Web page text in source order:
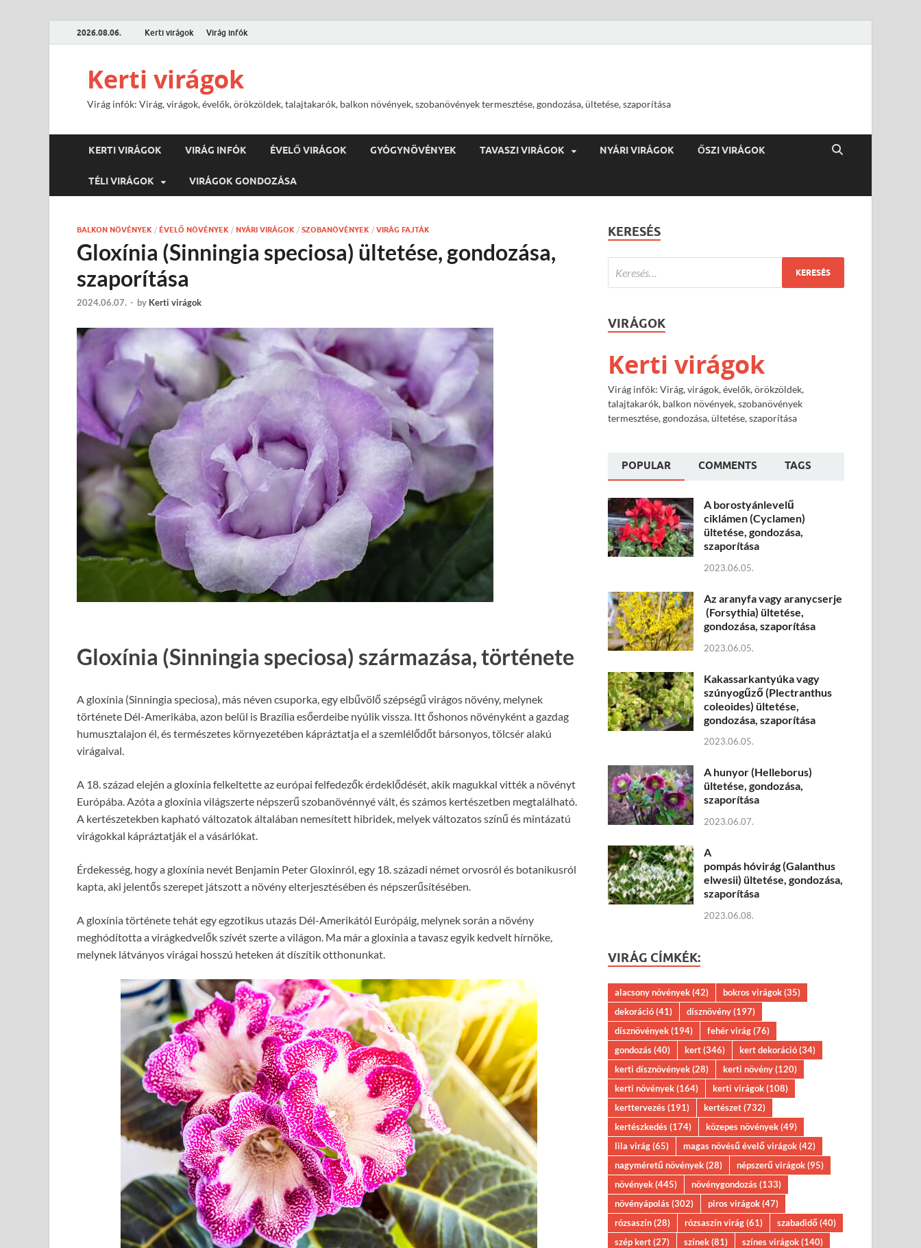
2026.08.06. Kerti virágok Virág infók
Kerti virágok
Virág infók: Virág, virágok, évelők, örökzöldek, talajtakarók, balkon növények, szobanövények termesztése, gondozása, ültetése, szaporítása
KERTI VIRÁGOK VIRÁG INFÓK ÉVELŐ VIRÁGOK GYÓGYNÖVÉNYEK TAVASZI VIRÁGOK NYÁRI VIRÁGOK ŐSZI VIRÁGOK
TÉLI VIRÁGOK VIRÁGOK GONDOZÁSA
BALKON NÖVÉNYEK / ÉVELŐ NÖVÉNYEK / NYÁRI VIRÁGOK / SZOBANÖVÉNYEK / VIRÁG FAJTÁK
Gloxínia (Sinningia speciosa) ültetése, gondozása,
szaporítása
2024.06.07. - by Kerti virágok
Gloxínia (Sinningia speciosa) származása, története
A gloxínia (Sinningia speciosa), más néven csuporka, egy elbűvölő szépségű virágos növény, melynek
története Dél-Amerikába, azon belül is Brazília esőerdeibe nyúlik vissza. Itt őshonos növényként a gazdag
humusztalajon él, és természetes környezetében kápráztatja el a szemlélődőt bársonyos, tölcsér alakú
virágaival.
A 18. század elején a gloxínia felkeltette az európai felfedezők érdeklődését, akik magukkal vitték a növényt
Európába. Azóta a gloxínia világszerte népszerű szobanövénnyé vált, és számos kertészetben megtalálható.
A kertészetekben kapható változatok általában nemesített hibridek, melyek változatos színű és mintázatú
virágokkal kápráztatják el a vásárlókat.
Érdekesség, hogy a gloxínia nevét Benjamin Peter Gloxinról, egy 18. századi német orvosról és botanikusról
kapta, aki jelentős szerepet játszott a növény elterjesztésében és népszerűsítésében.
A gloxínia története tehát egy egzotikus utazás Dél-Amerikától Európáig, melynek során a növény
meghódította a virágkedvelők szívét szerte a világon. Ma már a gloxínia a tavasz egyik kedvelt hírnöke,
melynek látványos virágai hosszú heteken át díszítik otthonunkat.
KERESÉS
VIRÁGOK
Kerti virágok
Virág infók: Virág, virágok, évelők, örökzöldek,
talajtakarók, balkon növények, szobanövények
termesztése, gondozása, ültetése, szaporítása
POPULAR COMMENTS TAGS
A borostyánlevelű
ciklámen (Cyclamen)
ültetése, gondozása,
szaporítása
2023.06.05.
Az aranyfa vagy aranycserje
(Forsythia) ültetése,
gondozása, szaporítása
2023.06.05.
Kakassarkantyúka vagy
szúnyogűző (Plectranthus
coleoides) ültetése,
gondozása, szaporítása
2023.06.05.
A hunyor (Helleborus)
ültetése, gondozása,
szaporítása
2023.06.07.
A
pompás hóvirág (Galanthus
elwesii) ültetése, gondozása,
szaporítása
2023.06.08.
VIRÁG CÍMKÉK:
alacsony növények(42) bokros virágok(35)
dekoráció(41) dísznövény(197)
dísznövények(194) fehér virág(76)
gondozás(40) kert(346) kert dekoráció(34)
kerti dísznövények(28) kerti növény(120)
kerti növények(164) kerti virágok(108)
kerttervezés(191) kertészet(732)
kertészkedés(174) közepes növények(49)
lila virág(65) magas növésű évelő virágok(42)
nagyméretű növények(28) népszerű virágok(95)
növények(445) növénygondozás(133)
növényápolás(302) piros virágok(47)
rózsaszín(28) rózsaszín virág(61) szabadidő(40)
szép kert(27) színek(81) színes virágok(140)